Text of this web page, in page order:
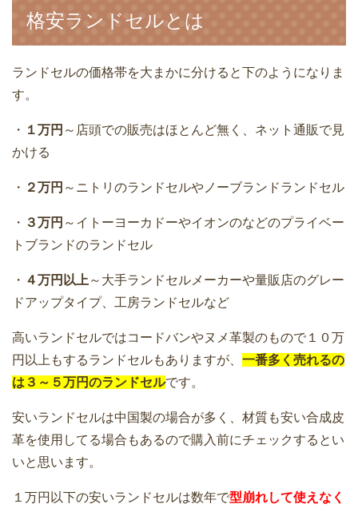
格安ランドセルとは
ランドセルの価格帯を大まかに分けると下のようになりま
す。
・ １万円 ～店頭での販売はほとんど無く、ネット通販で見
かける
・ ２万円 ～ニトリのランドセルやノーブランドランドセル
・ ３万円 ～イトーヨーカドーやイオンのなどのプライベー
トブランドのランドセル
・ ４万円以上 ～大手ランドセルメーカーや量販店のグレー
ドアップタイプ、工房ランドセルなど
高いランドセルではコードバンやヌメ革製のもので１０万
円以上もするランドセルもありますが、 一番多く売れるの
は３～５万円のランドセルです。
安いランドセルは中国製の場合が多く、材質も安い合成皮
革を使用してる場合もあるので購入前にチェックするとい
いと思います。
１万円以下の安いランドセルは数年で型崩れして使えなく